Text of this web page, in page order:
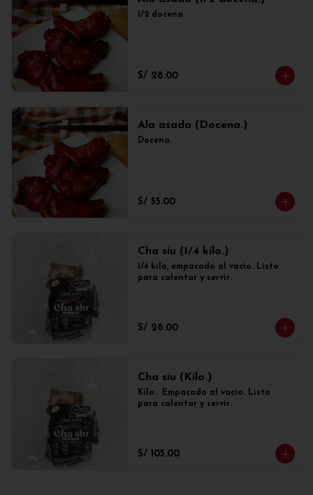
1/2 docena.
S/ 28.00
Ala asada (Docena.)
Docena.
S/ 55.00
Cha siu (1/4 kilo.)
1/4 kilo, empacado al vacío. Listo
para calentar y servir.
S/ 28.00
Cha siu (Kilo.)
Kilo.  Empacado al vacío. Listo
para calentar y servir.
S/ 105.00